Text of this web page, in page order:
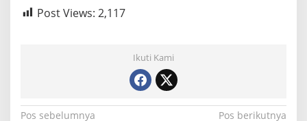
Post Views: 2,117
Ikuti Kami
Pos sebelumnya
Pos berikutnya